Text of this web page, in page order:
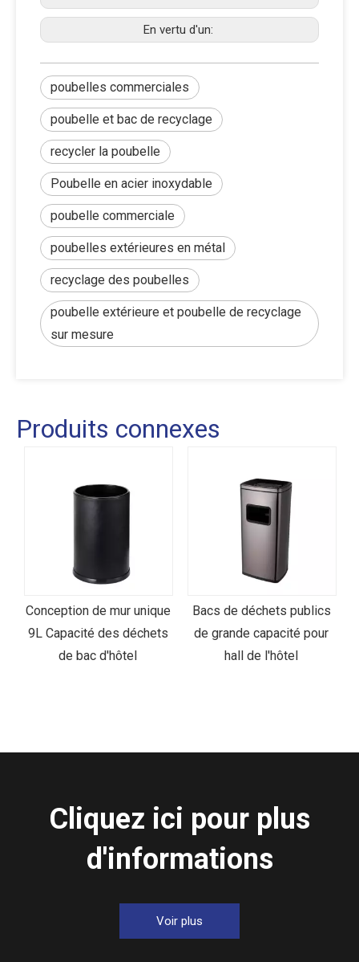
En vertu d'un:
poubelles commerciales
poubelle et bac de recyclage
recycler la poubelle
Poubelle en acier inoxydable
poubelle commerciale
poubelles extérieures en métal
recyclage des poubelles
poubelle extérieure et poubelle de recyclage
sur mesure
Produits connexes
Bacs de déchets publics
de grande capacité pour
hall de l'hôtel
Poubelle en cuir d'hôtel
haut de gamme : café
rectangulaire
Cliquez ici pour plus
d'informations
Voir plus